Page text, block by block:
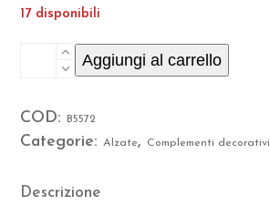
17 disponibili
COPPA
VERDE
-
Aggiungi al carrello
COD: B5572
Categorie:Alzate, Complementi decorativi
Descrizione